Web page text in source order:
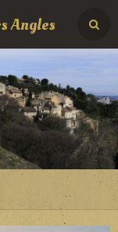
Angles